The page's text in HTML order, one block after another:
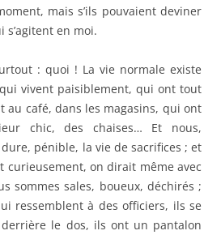
mais s’ils pouvaient deviner
en moi.
: quoi ! La vie normale existe
vivent paisiblement, qui ont tout
au café, dans les magasins, qui ont
chic, des chaises… Et nous,
dure, pénible, la vie de sacrifices ; et
curieusement, on dirait même avec
sommes sales, boueux, déchirés ;
ressemblent à des officiers, ils se
le dos, ils ont un pantalon